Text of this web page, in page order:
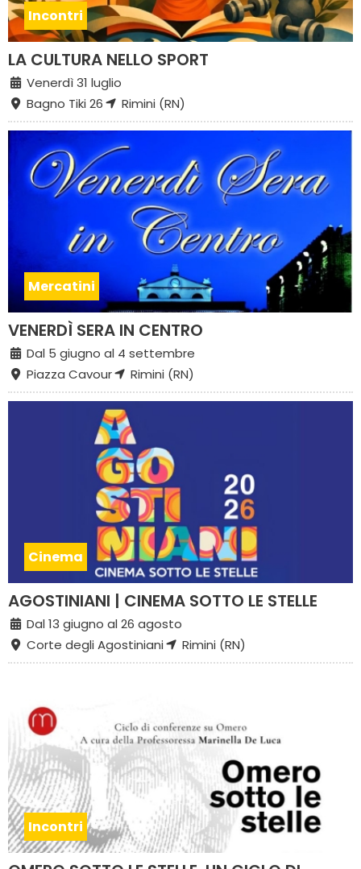
Incontri
LA CULTURA NELLO SPORT
Venerdì 31 luglio
Bagno Tiki 26
Rimini (RN)
Mercatini
VENERDÌ SERA IN CENTRO
Dal 5 giugno al 4 settembre
Piazza Cavour
Rimini (RN)
Cinema
AGOSTINIANI | CINEMA SOTTO LE STELLE
Dal 13 giugno al 26 agosto
Corte degli Agostiniani
Rimini (RN)
Incontri